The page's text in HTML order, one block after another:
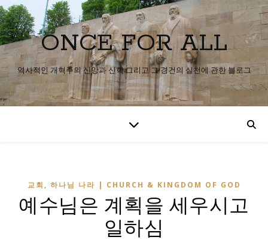
ONCE FOR ALL
역사적인 개혁주의 신앙과 신학 그리고 그 경건의 실천에 관한 블로그
교회, 하나님 나라 | CHURCH & KINGDOM OF GOD
예수님은 계획을 세우시고
일하심